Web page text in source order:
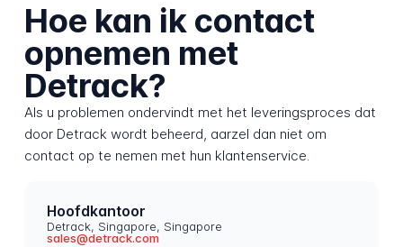
Hoe kan ik contact
opnemen met
Detrack?
Als u problemen ondervindt met het leveringsproces dat
door Detrack wordt beheerd, aarzel dan niet om
contact op te nemen met hun klantenservice.
Hoofdkantoor
Detrack, Singapore, Singapore
sales@detrack.com